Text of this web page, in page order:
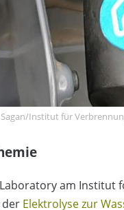
Institut für
am
der Elektrolyse zur